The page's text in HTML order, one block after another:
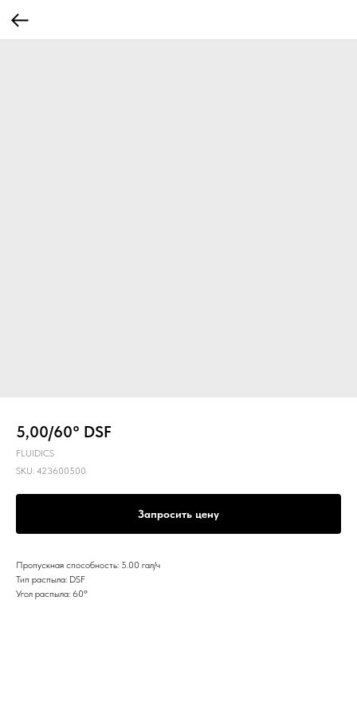
5,00/60° DSF
FLUIDICS
SKU: 423600500
Запросить цену
Пропускная способность: 5.00 гал/ч
Тип распыла: DSF
Угол распыла: 60º